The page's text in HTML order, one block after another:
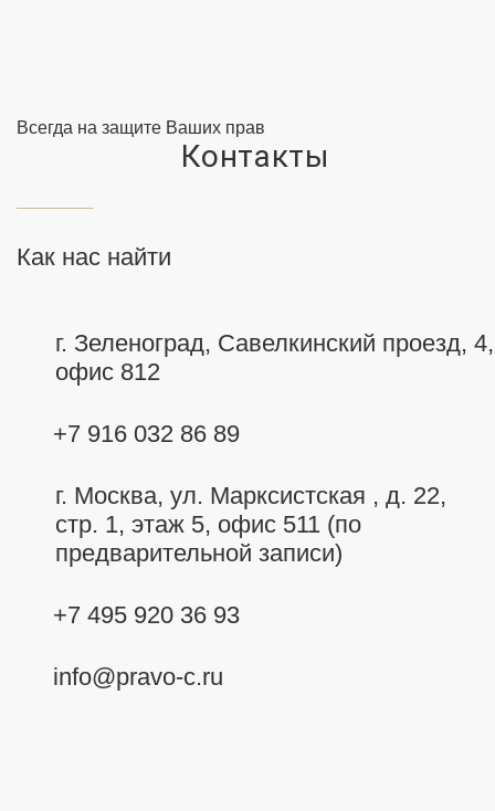
Всегда на защите Ваших прав
Контакты
Как нас найти
г. Зеленоград, Савелкинский проезд, 4,
офис 812
+7 916 032 86 89
г. Москва, ул. Марксистская , д. 22,
стр. 1, этаж 5, офис 511 (по
предварительной записи)
+7 495 920 36 93
info@pravo-c.ru